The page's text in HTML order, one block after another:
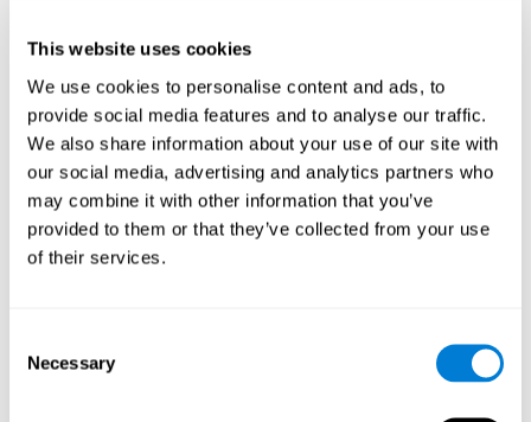
This website uses cookies
We use cookies to personalise content and ads, to
provide social media features and to analyse our traffic.
We also share information about your use of our site with
our social media, advertising and analytics partners who
may combine it with other information that you’ve
provided to them or that they’ve collected from your use
of their services.
Selection
Necessary
Las tareas pretenden acercar al usuario a la capacidad de
decir, acercar a la posibilidad de recordar diferentes aspectos de
un hecho y luego recordarlo como un conjunto, un todo
contextual.
Con esta evaluación no solo se valora la memoria contextual,
sino que también se analizan el proceso de actualización,
denominación y tiempo de respuesta, etc..
Por supuesto. Como cualquier otra habilidad cognitiva,
la